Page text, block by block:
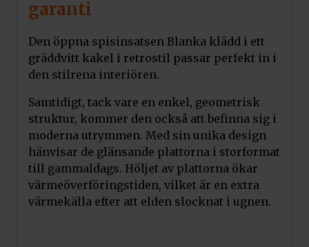
garanti
Den öppna spisinsatsen Blanka klädd i ett
gräddvitt kakel i retrostil passar perfekt in i
den stilrena interiören.
Samtidigt, tack vare en enkel, geometrisk
struktur, kommer den också att befinna sig i
moderna utrymmen. Med sin unika design
hänvisar de glänsande plattorna i storformat
till gammaldags. Höljet av plattorna ökar
värmeöverföringstiden, vilket är en extra
värmekälla efter att elden slocknat i ugnen.